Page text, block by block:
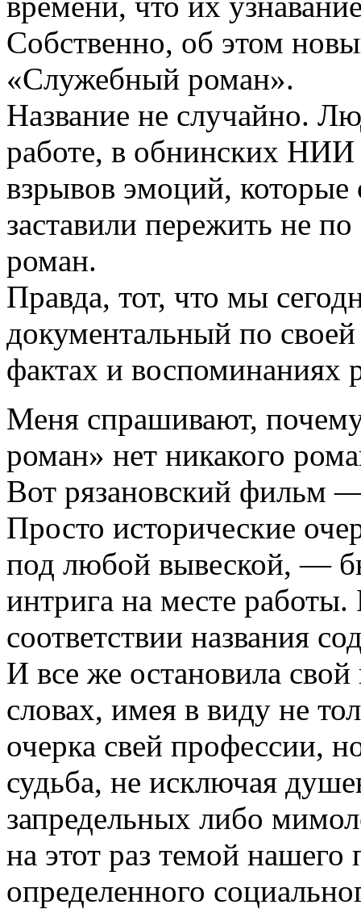
Собственно, об этом
«Служебный роман».
Название не случайно.
работе, в обнинских НИИ
взрывов эмоций,
заставили пережить не
роман.
Правда, тот, что мы
документальный по
фактах и воспоминаниях
Меня спрашивают,
роман» нет никакого
Вот рязановский фильм
Просто исторические
под любой вывеской, —
интрига на месте
соответствии названия
И все же остановила
словах, имея в виду не
очерка свей профессии,
судьба, не исключая
запредельных либо
на этот раз темой
определенного